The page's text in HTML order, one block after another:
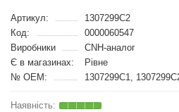
Артикул:
1307299C2
Код:
0000060547
Виробники
CNH-аналог
Є в магазинах:
Рівне
№ OEM:
1307299C1,